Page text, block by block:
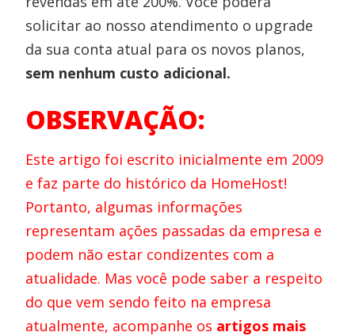
solicitar ao nosso atendimento o upgrade
da sua conta atual para os novos planos,
sem nenhum custo adicional.
OBSERVAÇÃO:
Este artigo foi escrito inicialmente em 2009
e faz parte do histórico da HomeHost!
Portanto, algumas informações
representam ações passadas da empresa e
podem não estar condizentes com a
atualidade. Mas você pode saber a respeito
do que vem sendo feito na empresa
atualmente, acompanhe os artigos mais